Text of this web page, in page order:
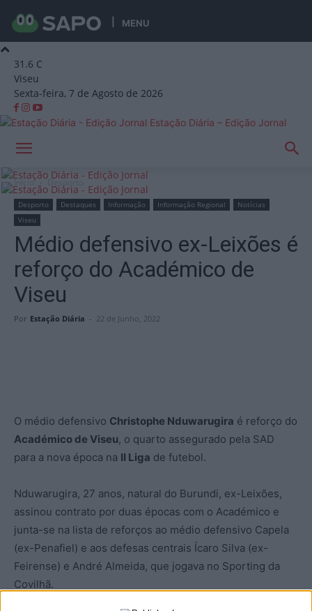
MENU
31.6 C
Viseu
Sexta-feira, 7 de Agosto de 2026
Estação Diária – Edição Jornal
Início Desporto
Desporto Destaques Informação Informação Regional
Notícias
Viseu
Médio defensivo ex-Leixões é
reforço do Académico de
Viseu
Por Estação Diária - 22 de Junho, 2022
O médio defensivo Christophe Nduwarugira é reforço do
Académico de Viseu, o quarto assegurado pela SAD
para a nova época na II Liga de futebol.
Nduwarugira, 27 anos, natural do Burundi, ex-Leixões,
assinou contrato por duas épocas com o Académico e
junta-se na lista de reforços ao médio defensivo Capela
(ex-Penafiel) e aos defesas centrais Ícaro Silva (ex-
Feirense) e André Almeida, que jogava no Sporting da
Covilhã.